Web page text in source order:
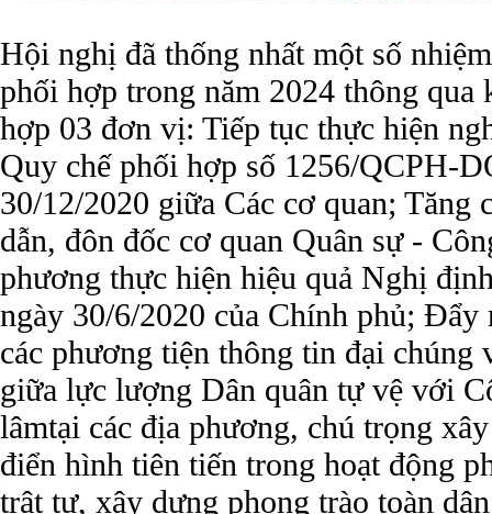
Hội nghị đã thống nhất một số
phối hợp trong năm 2024 thông
hợp 03 đơn vị: Tiếp tục thực hiện
Quy chế phối hợp số 1256/QCPH-
30/12/2020 giữa Các cơ quan; Tăng
dẫn, đôn đốc cơ quan Quân sự -
phương thực hiện hiệu quả Nghị
ngày 30/6/2020 của Chính phủ; Đẩy
các phương tiện thông tin đại chúng
giữa lực lượng Dân quân tự vệ với
lâmtại các địa phương, chú trọng
điển hình tiên tiến trong hoạt động
trật tự, xây dựng phong trào toàn